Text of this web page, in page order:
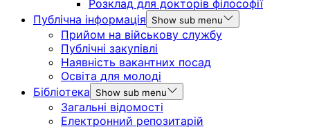
Розклад для докторів філософії
Публічна інформація
Show sub menu
Прийом на військову службу
Публічні закупівлі
Наявність вакантних посад
Освіта для молоді
Бібліотека
Show sub menu
Загальні відомості
Електронний репозитарій